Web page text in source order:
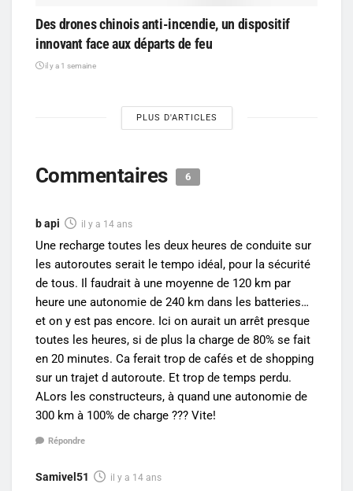
Des drones chinois anti-incendie, un dispositif
innovant face aux départs de feu
il y a 1 semaine
PLUS D'ARTICLES
Commentaires 6
b api il y a 14 ans
Une recharge toutes les deux heures de conduite sur
les autoroutes serait le tempo idéal, pour la sécurité
de tous. Il faudrait à une moyenne de 120 km par
heure une autonomie de 240 km dans les batteries…
et on y est pas encore. Ici on aurait un arrêt presque
toutes les heures, si de plus la charge de 80% se fait
en 20 minutes. Ca ferait trop de cafés et de shopping
sur un trajet d autoroute. Et trop de temps perdu.
ALors les constructeurs, à quand une autonomie de
300 km à 100% de charge ??? Vite!
Répondre
Samivel51 il y a 14 ans